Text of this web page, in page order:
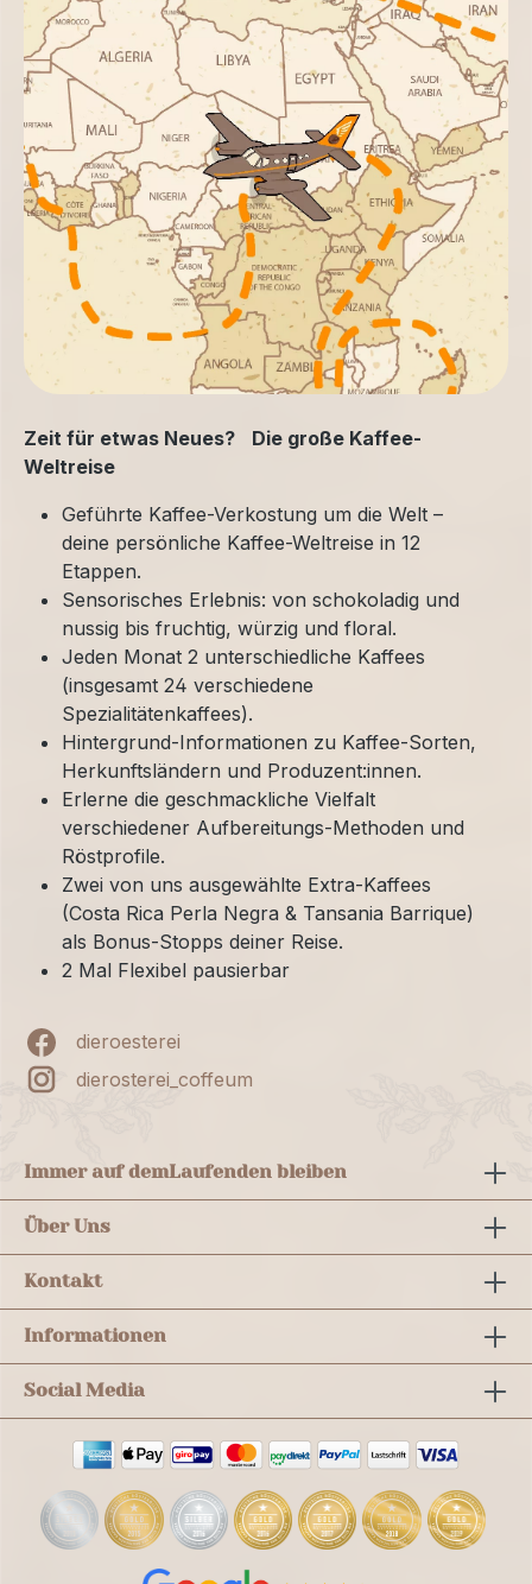
Zeit für etwas Neues? Die große Kaffee-
Weltreise
Geführte Kaffee-Verkostung um die Welt –
deine persönliche Kaffee-Weltreise in 12
Etappen.
Sensorisches Erlebnis: von schokoladig und
nussig bis fruchtig, würzig und floral.
Jeden Monat 2 unterschiedliche Kaffees
(insgesamt 24 verschiedene
Spezialitätenkaffees).
Hintergrund-Informationen zu Kaffee-Sorten,
Herkunftsländern und Produzent:innen.
Erlerne die geschmackliche Vielfalt
verschiedener Aufbereitungs-Methoden und
Röstprofile.
Zwei von uns ausgewählte Extra-Kaffees
(Costa Rica Perla Negra & Tansania Barrique)
als Bonus-Stopps deiner Reise.
2 Mal Flexibel pausierbar
dieroesterei
dierosterei_coffeum
Immer auf demLaufenden bleiben
Über Uns
Kontakt
Informationen
Social Media